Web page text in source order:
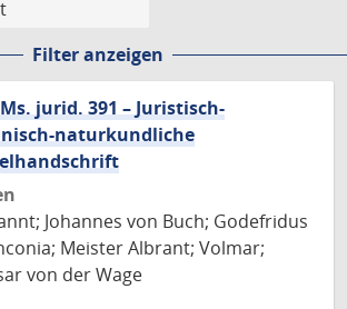
Filter anzeigen
jurid. 391 – Juristisch-
naturkundliche
Johannes von Buch; Godefridus
Meister Albrant; Volmar;
von der Wage